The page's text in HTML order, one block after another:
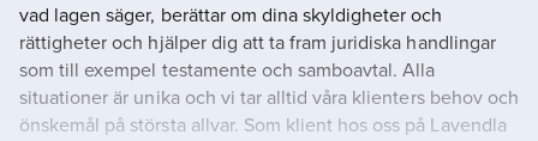
vad lagen säger, berättar om dina skyldigheter och
rättigheter och hjälper dig att ta fram juridiska handlingar
som till exempel testamente och samboavtal. Alla
situationer är unika och vi tar alltid våra klienters behov och
önskemål på största allvar. Som klient hos oss på Lavendla